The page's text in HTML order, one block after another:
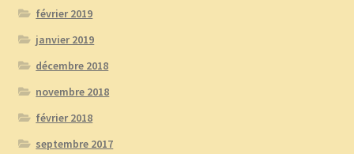
février 2019
janvier 2019
décembre 2018
novembre 2018
février 2018
septembre 2017